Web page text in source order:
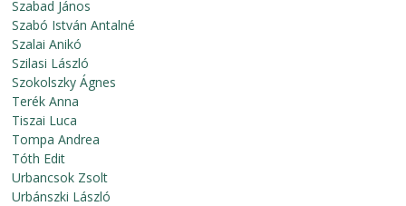
Szabad János
Szabó István Antalné
Szalai Anikó
Szilasi László
Szokolszky Ágnes
Terék Anna
Tiszai Luca
Tompa Andrea
Tóth Edit
Urbancsok Zsolt
Urbánszki László